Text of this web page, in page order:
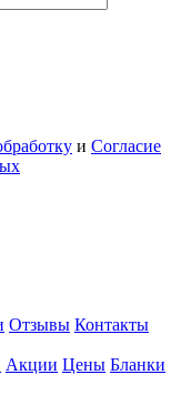
и Согласие
Отзывы Контакты
Акции Цены Бланки